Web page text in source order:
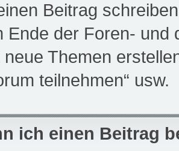
Beitrag
Ende der Foren-
neue Themen
teilnehmen“ usw.
ich einen Beitrag